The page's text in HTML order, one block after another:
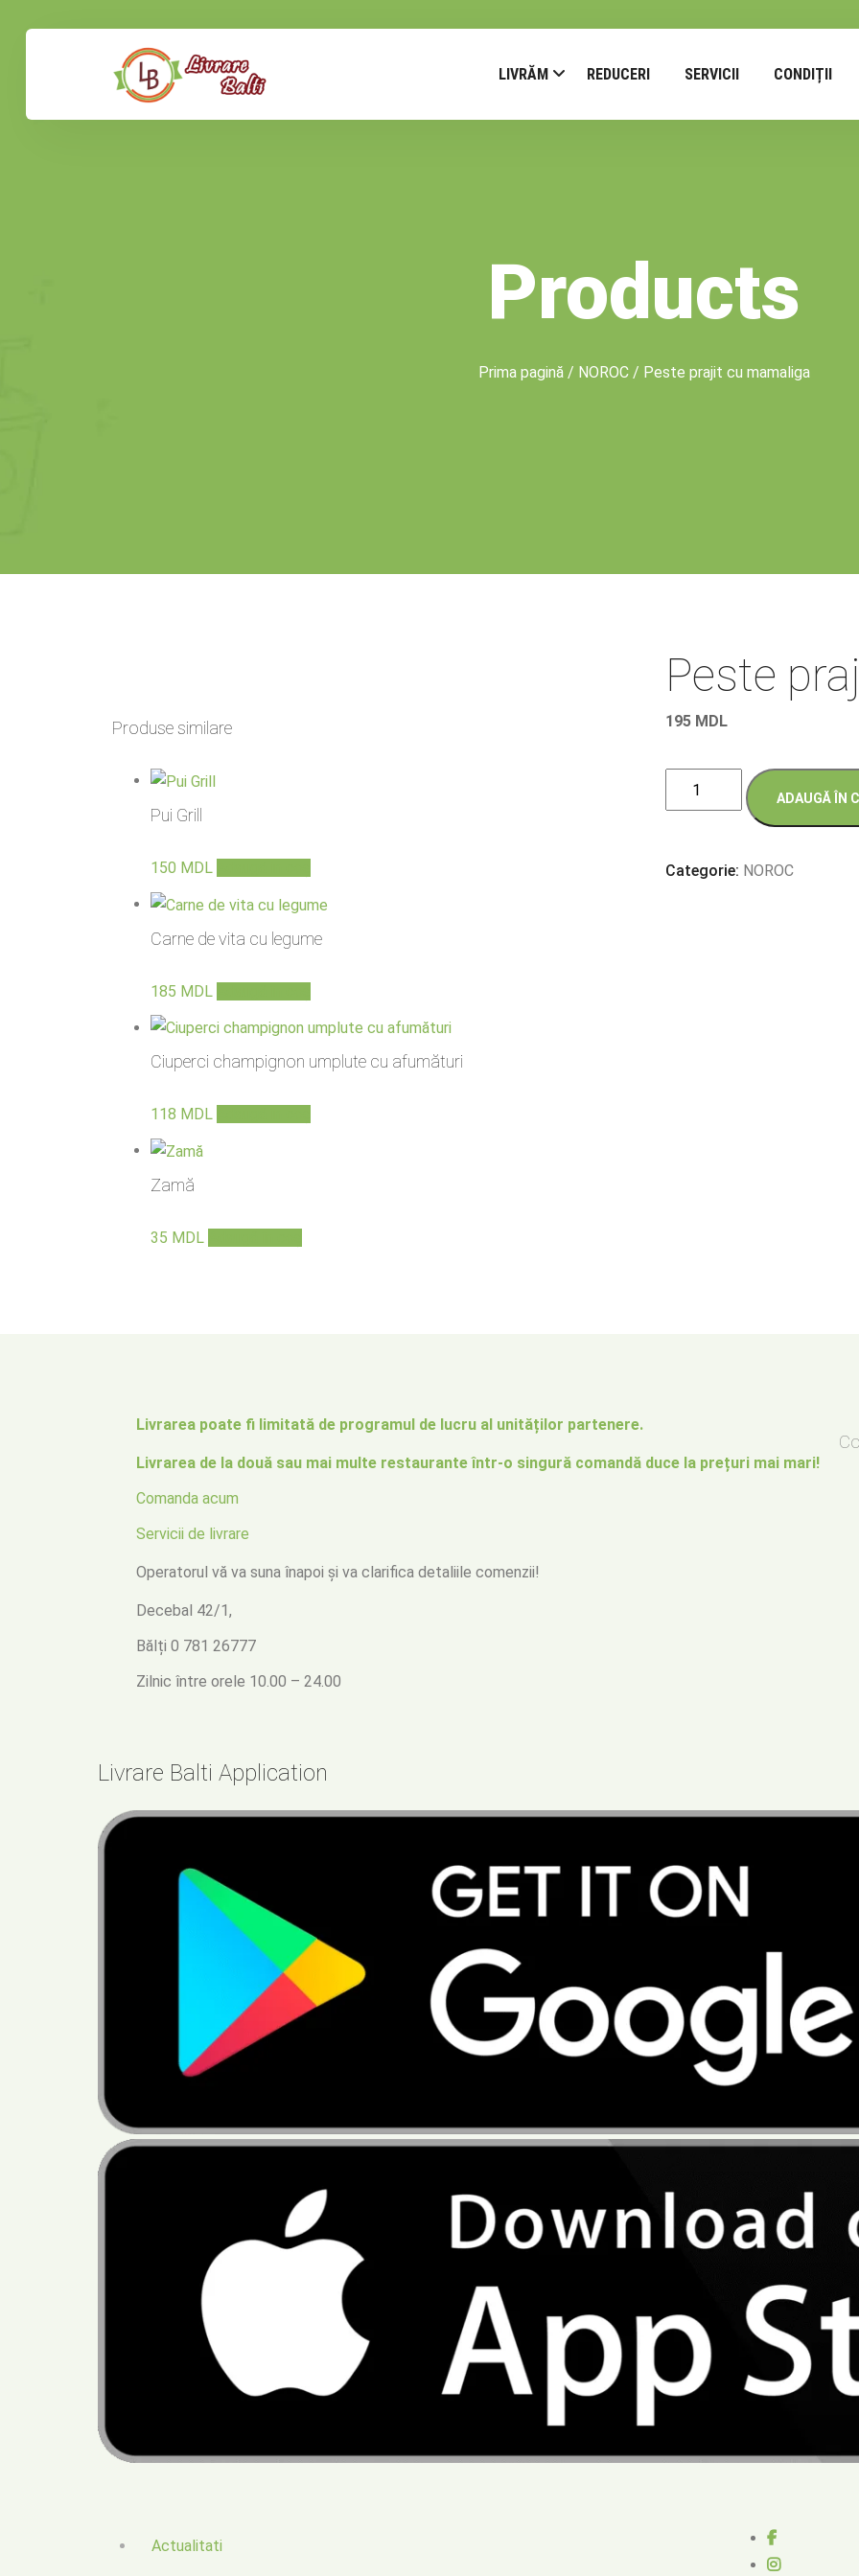
LIVRĂM REDUCERI SERVICII CONDIȚII
Products
Prima pagină / NOROC / Peste prajit cu mamaliga
Peste
195 MDL
Cantitate
Peste
cu
ADAUGĂ ÎN
Categorie: NOROC
Produse similare
Pui Grill
150 MDL
Carne de vita cu legume
185 MDL
Ciuperci champignon umplute cu afumături
118 MDL
Zamă
35 MDL
Livrarea poate fi limitată de programul de lucru al unităților partenere.
Livrarea de la două sau mai multe restaurante într-o singură comandă duce la prețuri mai mari!
Comanda acum
Servicii de livrare
Operatorul vă va suna înapoi și va clarifica detaliile comenzii!
Decebal 42/1,
Bălți 0 781 26777
Zilnic între orele 10.00 – 24.00
Livrare Balti Application
Actualitati